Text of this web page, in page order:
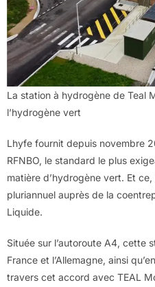
La station à hydrogène de Teal
l’hydrogène vert
Lhyfe fournit depuis novembre
RFNBO, le standard le plus
matière d’hydrogène vert. Et
pluriannuel auprès de la
Liquide.
Située sur l’autoroute A4, cette
France et l’Allemagne, ainsi
travers cet accord avec TEAL